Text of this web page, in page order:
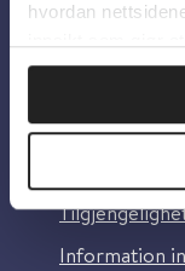
hvordan
Om oss
Om
Personvern
Information